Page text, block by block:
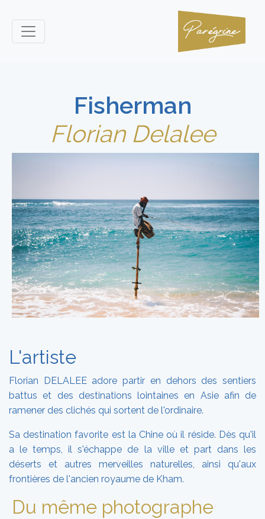
Fisherman
Florian Delalee
L'artiste
Florian DELALEE adore partir en dehors des sentiers
battus et des destinations lointaines en Asie afin de
ramener des clichés qui sortent de l'ordinaire.
Sa destination favorite est la Chine où il réside. Dès qu'il
a le temps, il s'échappe de la ville et part dans les
déserts et autres merveilles naturelles, ainsi qu'aux
frontières de l'ancien royaume de Kham.
Du même photographe